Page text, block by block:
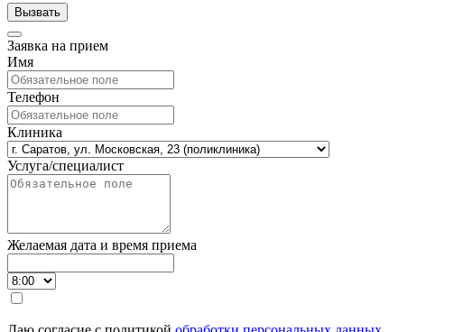
Заявка на прием
Имя
Телефон
Клиника
Услуга/специалист
Желаемая дата и время приема